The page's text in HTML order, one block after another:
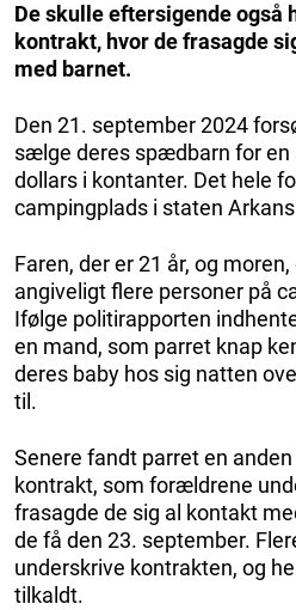
De skulle eftersigende også
kontrakt, hvor de frasagde
med barnet.
Den 21. september 2024
sælge deres spædbarn for en
dollars i kontanter. Det hele
campingplads i staten
Faren, der er 21 år, og moren,
angiveligt flere personer på
Ifølge politirapporten
en mand, som parret knap
deres baby hos sig natten
til.
Senere fandt parret en
kontrakt, som forældrene
frasagde de sig al kontakt
de få den 23. september.
underskrive kontrakten, og
tilkaldt.